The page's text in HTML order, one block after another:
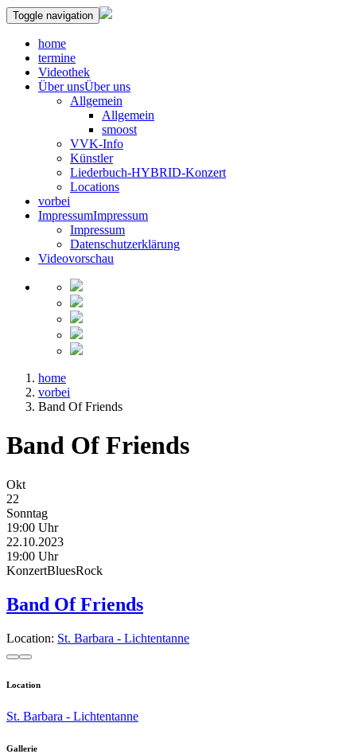
Toggle navigation
home
termine
Videothek
Über unsÜber uns
Allgemein
Allgemein
smoost
VVK-Info
Künstler
Liederbuch-HYBRID-Konzert
Locations
vorbei
ImpressumImpressum
Impressum
Datenschutzerklärung
Videovorschau
home
vorbei
Band Of Friends
Band Of Friends
Okt
22
Sonntag
19:00 Uhr
22.10.2023
19:00 Uhr
KonzertBluesRock
Band Of Friends
Location: St. Barbara - Lichtentanne
Location
St. Barbara - Lichtentanne
Gallerie